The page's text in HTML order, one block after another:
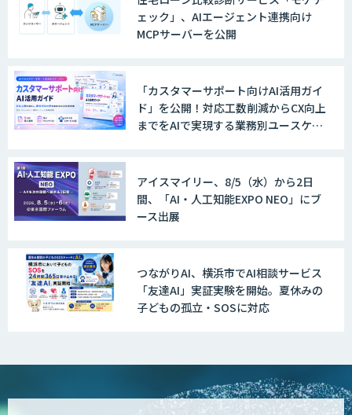
ェック」、AIエージェント連携向け
MCPサーバーを公開
「カスタマーサポート向けAI活用ガイ
ド」を公開！対応工数削減からCX向上
までをAIで実現する業務別ユースケー
アイスマイリー、8/5（水）から2日
間、「AI・人工知能EXPO NEO」にブ
ース出展
つながりAI、横浜市でAI相談サービス
「友達AI」実証実験を開始。夏休みの
子どもの孤立・SOSに対応